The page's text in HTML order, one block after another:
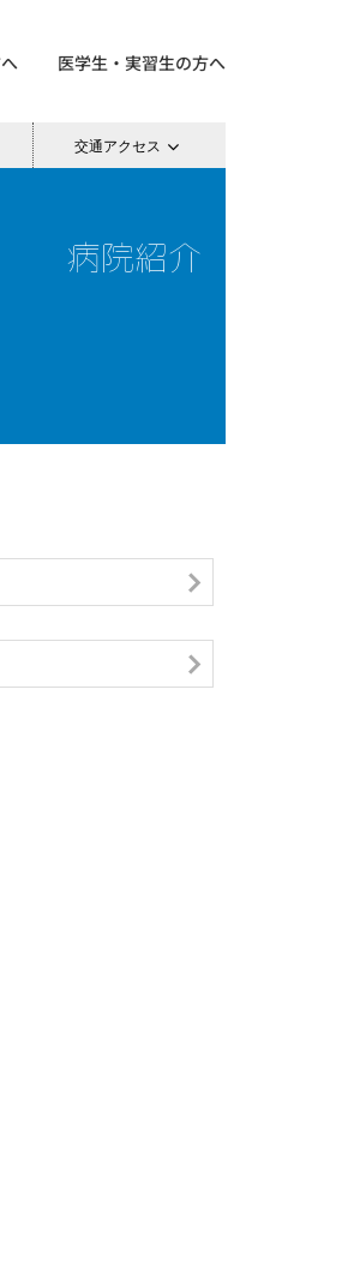
医学生・実習生の方へ
交通アクセス
病院紹介